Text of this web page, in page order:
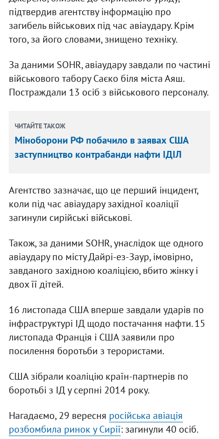
підтвердив агентству інформацію про
загибель військових під час авіаудару. Крім
того, за його словами, знищено техніку.
За даними SOHR, авіаудару завдали по частині
військового табору Саєко біля міста Аяш.
Постраждали 13 осіб з військового персоналу.
ЧИТАЙТЕ ТАКОЖ
Міноборони РФ побачило в заявах США
заступництво контрабанди нафти ІДІЛ
Агентство зазначає, що це перший інцидент,
коли під час авіаудару західної коаліції
загинули сирійські військові.
Також, за даними SOHR, унаслідок ще одного
авіаудару по місту Дайрі-ез-Заур, імовірно,
завданого західною коаліцією, вбито жінку і
двох її дітей.
16 листопада США вперше завдали ударів по
інфраструктурі ІД щодо постачання нафти. 15
листопада Франція і США заявили про
посилення боротьби з терористами.
США зібрали коаліцію країн-партнерів по
боротьбі з ІД у серпні 2014 року.
Нагадаємо, 29 вересня російська авіація
розбомбила ринок у Сирії: загинули 40 осіб.